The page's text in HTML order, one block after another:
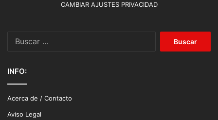
CAMBIAR AJUSTES PRIVACIDAD
INFO:
Acerca de / Contacto
Aviso Legal